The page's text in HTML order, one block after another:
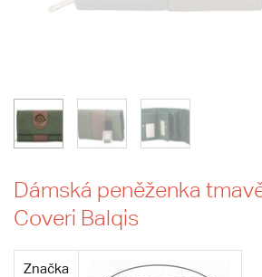
Dámská peněženka
Coveri Balqis
Značka